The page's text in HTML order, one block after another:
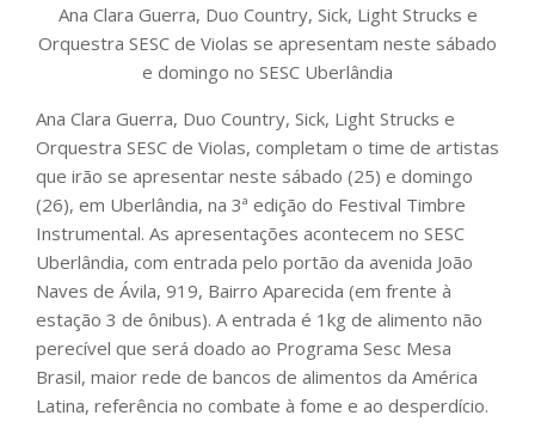
Ana Clara Guerra, Duo Country, Sick, Light Strucks e
Orquestra SESC de Violas se apresentam neste sábado
e domingo no SESC Uberlândia
Ana Clara Guerra, Duo Country, Sick, Light Strucks e
Orquestra SESC de Violas, completam o time de artistas
que irão se apresentar neste sábado (25) e domingo
(26), em Uberlândia, na 3ª edição do Festival Timbre
Instrumental. As apresentações acontecem no SESC
Uberlândia, com entrada pelo portão da avenida João
Naves de Ávila, 919, Bairro Aparecida (em frente à
estação 3 de ônibus). A entrada é 1kg de alimento não
perecível que será doado ao Programa Sesc Mesa
Brasil, maior rede de bancos de alimentos da América
Latina, referência no combate à fome e ao desperdício.